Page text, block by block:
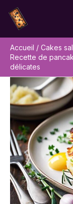
contenu
Accueil
Cakes
Recette de
délicates
Rechercher